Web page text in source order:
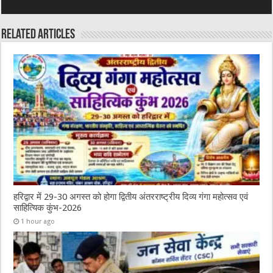
Related Articles
हरिद्वार में 29-30 अगस्त को होगा द्वितीय अंतरराष्ट्रीय दिव्य गंगा महोत्सव एवं
साहित्यिक कुंभ-2026
1 hour ago